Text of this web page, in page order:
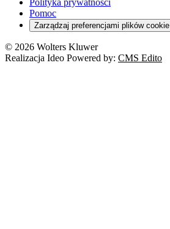
Deregulacja
Cyberbezpieczeństwo
Franczyza
Prawo autorskie
RODO
Pomoc
Zarządzaj preferencjami plików cookie
© 2026 Wolters Kluwer
Realizacja Ideo Powered by: CMS Edito